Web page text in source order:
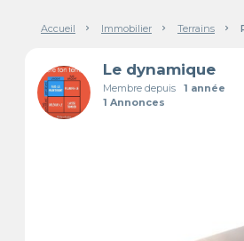
Accueil Immobilier Terrains
Le dynamique
Membre depuis1 année
1 Annonces